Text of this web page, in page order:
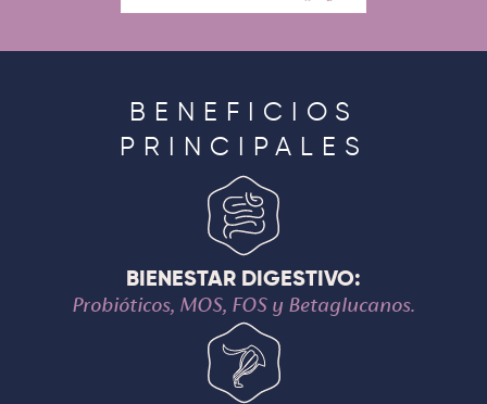
BENEFICIOS
PRINCIPALES
BIENESTAR DIGESTIVO:
Probióticos, MOS, FOS y Betaglucanos.